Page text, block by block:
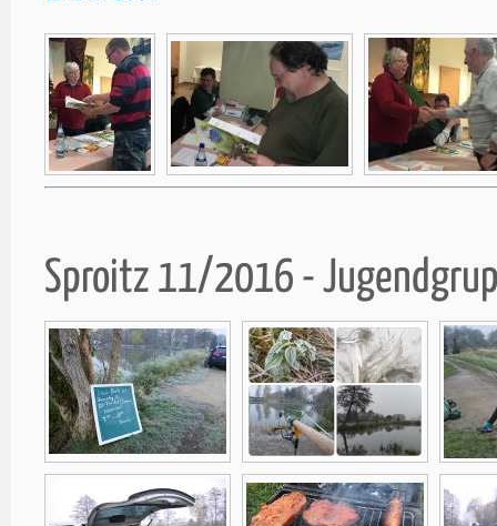
Sproitz 11/2016 -